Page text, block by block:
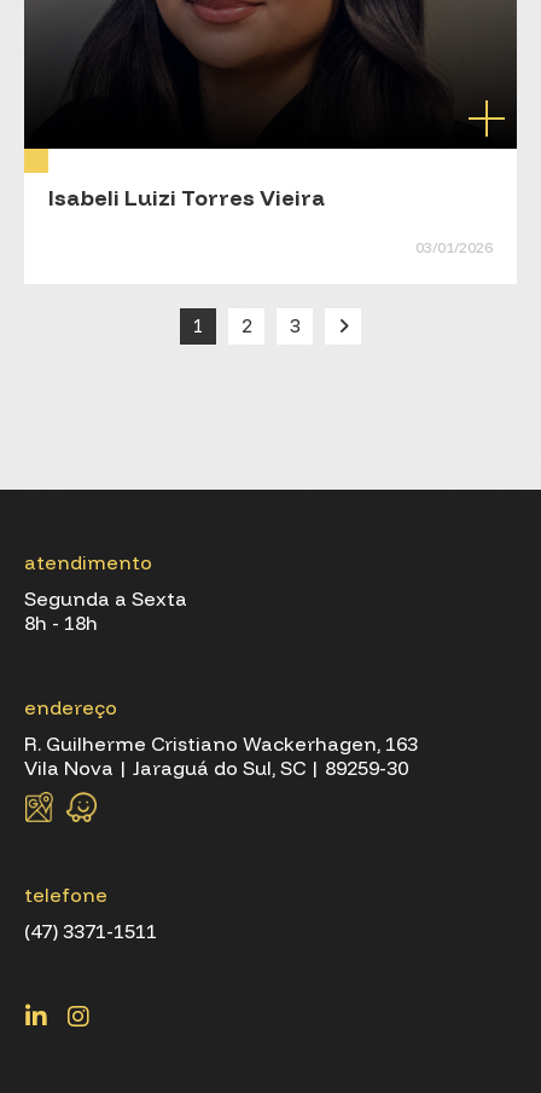
Isabeli Luizi Torres Vieira
03/01/2026
1 2 3
atendimento
Segunda a Sexta
8h - 18h
endereço
R. Guilherme Cristiano Wackerhagen, 163
Vila Nova | Jaraguá do Sul, SC | 89259-30
telefone
(47) 3371-1511